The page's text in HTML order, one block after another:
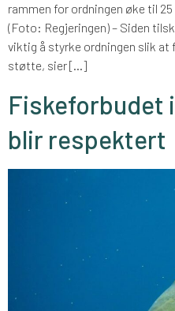
rammen for ordningen øke til
(Foto: Regjeringen) – Siden
viktig å styrke ordningen slik
støtte, sier […]
Fiskeforbudet
blir respektert